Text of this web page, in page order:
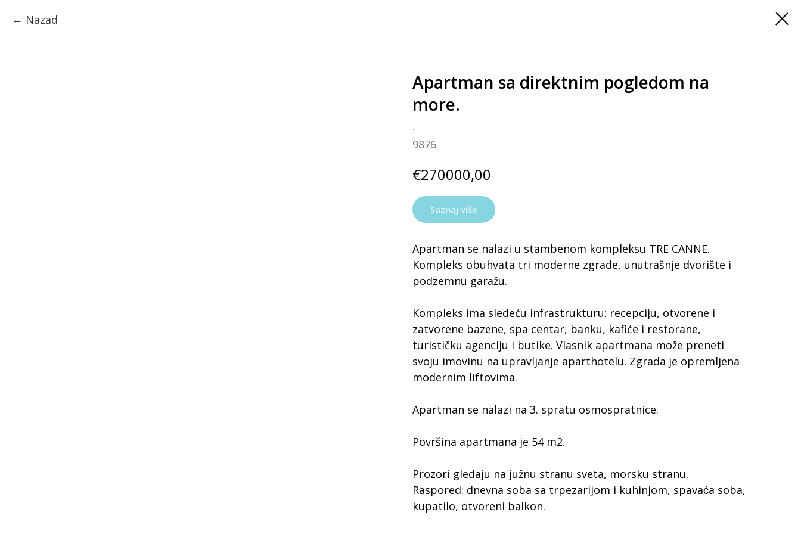
Nazad
Apartman sa direktnim pogledom na
more.
.
9876
€270000,00
Saznaj više
Apartman se nalazi u stambenom kompleksu TRE CANNE.
Kompleks obuhvata tri moderne zgrade, unutrašnje dvorište i
podzemnu garažu.
Kompleks ima sledeću infrastrukturu: recepciju, otvorene i
zatvorene bazene, spa centar, banku, kafiće i restorane,
turističku agenciju i butike. Vlasnik apartmana može preneti
svoju imovinu na upravljanje aparthotelu. Zgrada je opremljena
modernim liftovima.
Apartman se nalazi na 3. spratu osmospratnice.
Površina apartmana je 54 m2.
Prozori gledaju na južnu stranu sveta, morsku stranu.
Raspored: dnevna soba sa trpezarijom i kuhinjom, spavaća soba,
kupatilo, otvoreni balkon.